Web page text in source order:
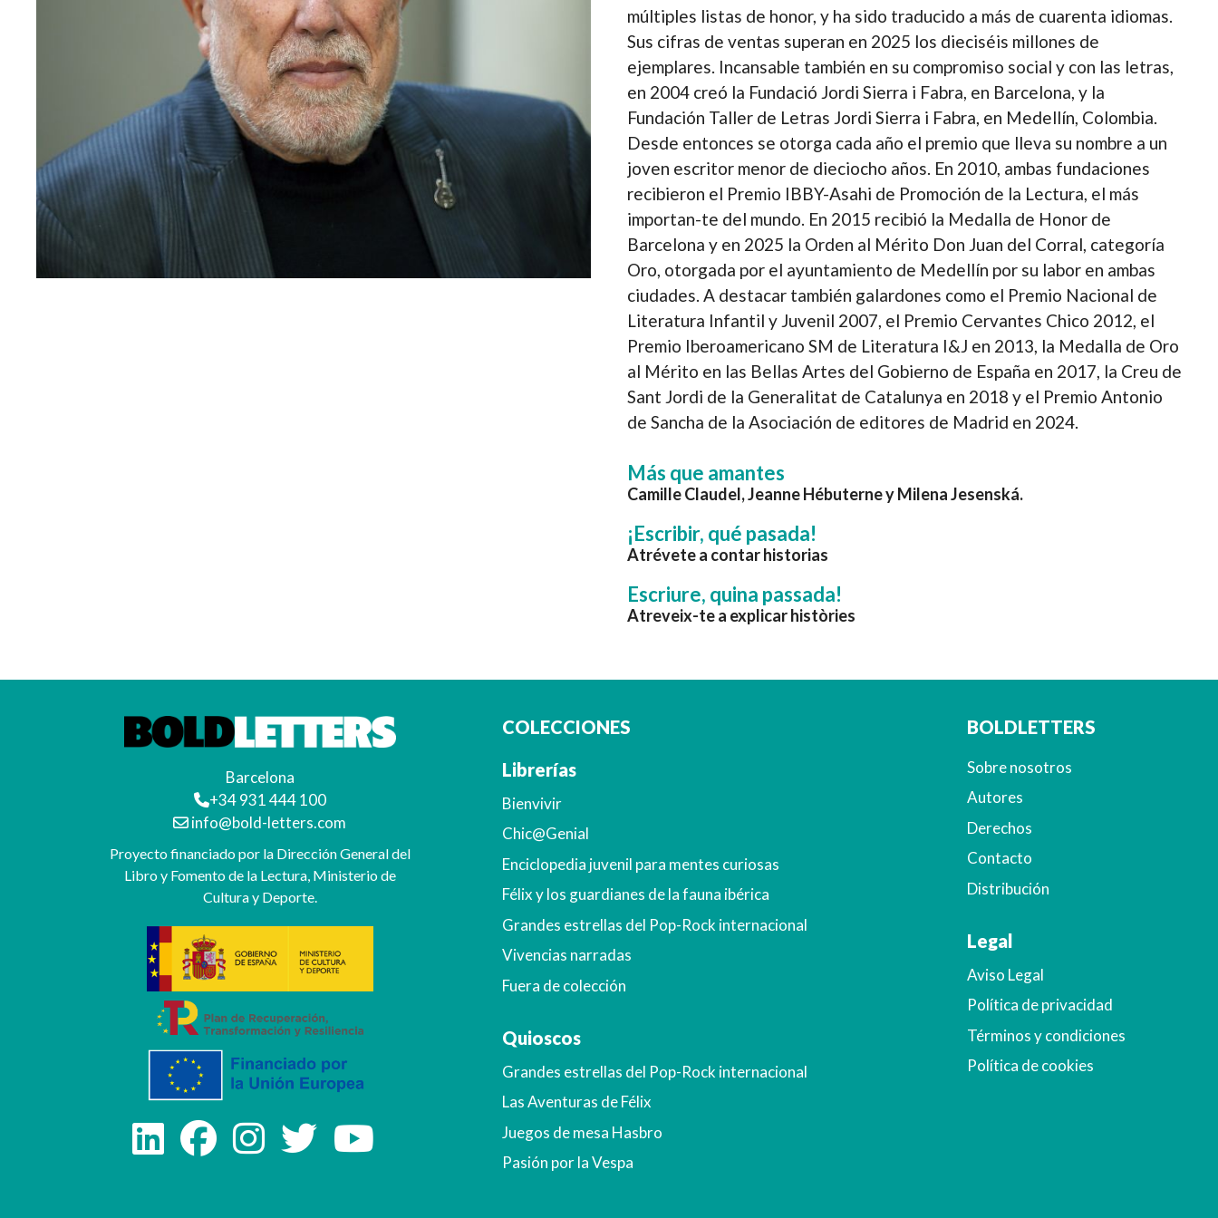
múltiples listas de honor, y ha sido traducido a más de cuarenta idiomas.
Sus cifras de ventas superan en 2025 los dieciséis millones de
ejemplares. Incansable también en su compromiso social y con las letras,
en 2004 creó la Fundació Jordi Sierra i Fabra, en Barcelona, y la
Fundación Taller de Letras Jordi Sierra i Fabra, en Medellín, Colombia.
Desde entonces se otorga cada año el premio que lleva su nombre a un
joven escritor menor de dieciocho años. En 2010, ambas fundaciones
recibieron el Premio IBBY-Asahi de Promoción de la Lectura, el más
importan-te del mundo. En 2015 recibió la Medalla de Honor de
Barcelona y en 2025 la Orden al Mérito Don Juan del Corral, categoría
Oro, otorgada por el ayuntamiento de Medellín por su labor en ambas
ciudades. A destacar también galardones como el Premio Nacional de
Literatura Infantil y Juvenil 2007, el Premio Cervantes Chico 2012, el
Premio Iberoamericano SM de Literatura I&J en 2013, la Medalla de Oro
al Mérito en las Bellas Artes del Gobierno de España en 2017, la Creu de
Sant Jordi de la Generalitat de Catalunya en 2018 y el Premio Antonio
de Sancha de la Asociación de editores de Madrid en 2024.
Más que amantes
Camille Claudel, Jeanne Hébuterne y Milena Jesenská.
¡Escribir, qué pasada!
Atrévete a contar historias
Escriure, quina passada!
Atreveix-te a explicar històries
Barcelona
+34 931 444 100
info@bold-letters.com
Proyecto financiado por la Dirección General del
Libro y Fomento de la Lectura, Ministerio de
Cultura y Deporte.
COLECCIONES
Librerías
Bienvivir
Chic@Genial
Enciclopedia juvenil para mentes curiosas
Félix y los guardianes de la fauna ibérica
Grandes estrellas del Pop-Rock internacional
Vivencias narradas
Fuera de colección
Quioscos
Grandes estrellas del Pop-Rock internacional
Las Aventuras de Félix
Juegos de mesa Hasbro
Pasión por la Vespa
BOLDLETTERS
Sobre nosotros
Autores
Derechos
Contacto
Distribución
Legal
Aviso Legal
Política de privacidad
Términos y condiciones
Política de cookies